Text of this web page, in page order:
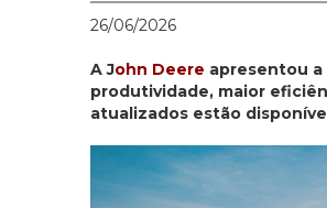
26/06/2026
A John Deere apresentou a
produtividade, maior
atualizados estão